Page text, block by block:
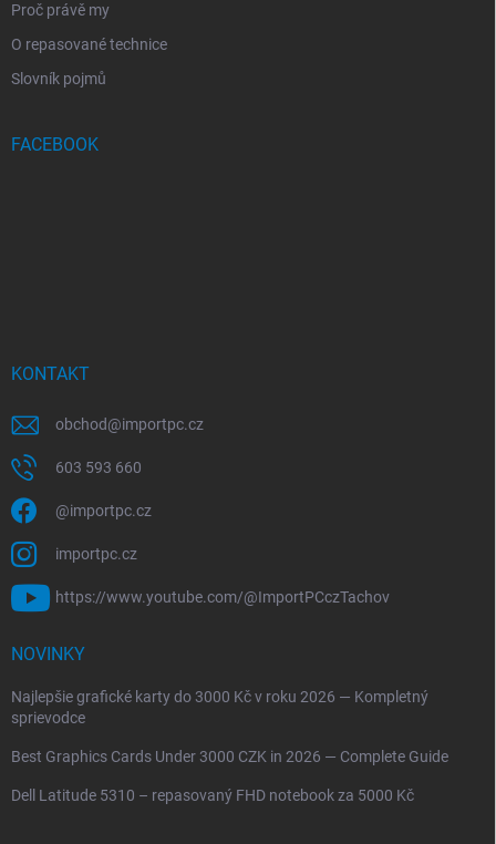
Proč právě my
O repasované technice
Slovník pojmů
FACEBOOK
KONTAKT
obchod@importpc.cz
603 593 660
@importpc.cz
importpc.cz
https://www.youtube.com/@ImportPCczTachov
NOVINKY
Najlepšie grafické karty do 3000 Kč v roku 2026 — Kompletný
sprievodce
Best Graphics Cards Under 3000 CZK in 2026 — Complete Guide
Dell Latitude 5310 – repasovaný FHD notebook za 5000 Kč